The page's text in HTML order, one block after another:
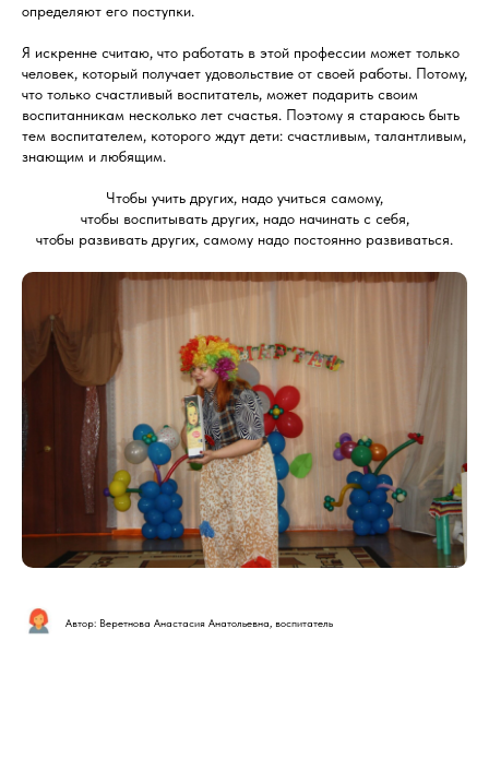
определяют его поступки.
Я искренне считаю, что работать в этой профессии может только
человек, который получает удовольствие от своей работы. Потому,
что только счастливый воспитатель, может подарить своим
воспитанникам несколько лет счастья. Поэтому я стараюсь быть
тем воспитателем, которого ждут дети: счастливым, талантливым,
знающим и любящим.
Чтобы учить других, надо учиться самому,
чтобы воспитывать других, надо начинать с себя,
чтобы развивать других, самому надо постоянно развиваться.
Автор: Веретнова Анастасия Анатольевна, воспитатель